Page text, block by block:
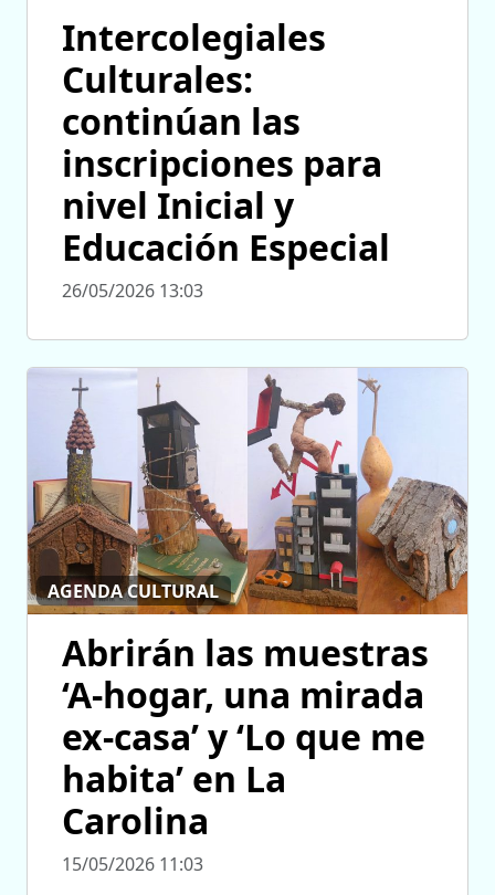
Intercolegiales
Culturales:
continúan las
inscripciones para
nivel Inicial y
Educación Especial
26/05/2026 13:03
AGENDA CULTURAL
Abrirán las muestras
‘A-hogar, una mirada
ex-casa’ y ‘Lo que me
habita’ en La
Carolina
15/05/2026 11:03